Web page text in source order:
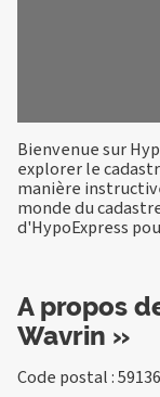
Bienvenue sur
explorer le
manière
monde du
d'HypoExpress
A propos
Wavrin »
Code postal : 59136